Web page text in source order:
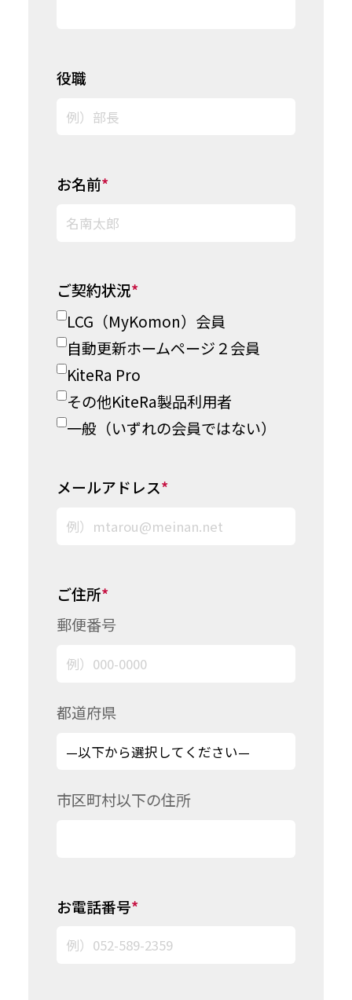
役職
お名前*
ご契約状況*
LCG（MyKomon）会員
自動更新ホームページ２会員
KiteRa Pro
その他KiteRa製品利用者
一般（いずれの会員ではない）
メールアドレス*
ご住所*
郵便番号
都道府県
市区町村以下の住所
お電話番号*